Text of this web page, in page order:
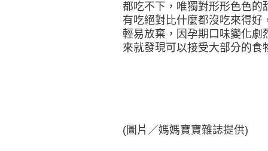
都吃不下，唯獨對形形色色的
有吃絕對比什麼都沒吃來得
輕易放棄，因孕期口味變化劇
來就發現可以接受大部分的食
(圖片／媽媽寶寶雜誌提供)